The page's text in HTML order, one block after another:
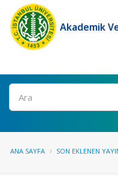
Akademik
Ara
ANA SAYFA SON EKLENEN